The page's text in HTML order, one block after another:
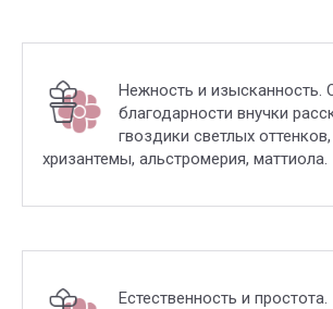
Нежность и изысканность.
благодарности внучки
гвоздики светлых
хризантемы, альстромерия, маттиола.
Естественность и